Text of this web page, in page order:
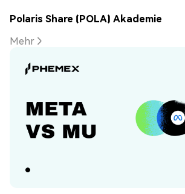
Polaris Share (POLA) Akademie
Mehr